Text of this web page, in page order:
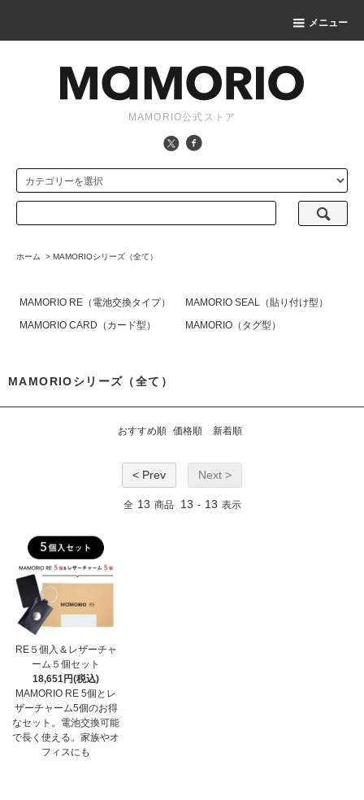
メニュー
MAMORIO公式ストア
ホーム > MAMORIOシリーズ（全て）
MAMORIO RE（電池交換タイプ）
MAMORIO SEAL（貼り付け型）
MAMORIO CARD（カード型）
MAMORIO（タグ型）
MAMORIOシリーズ（全て）
おすすめ順 価格順 新着順
< Prev Next >
全 13 商品 13 - 13 表示
RE５個入＆レザーチャ
ーム５個セット
18,651円(税込)
MAMORIO RE 5個とレ
ザーチャーム5個のお得
なセット。電池交換可能
で長く使える。家族やオ
フィスにも